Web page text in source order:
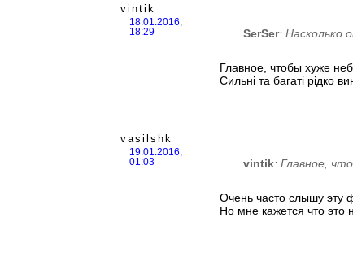
vintik
18.01.2016,
18:29
SerSer: Насколько
Главное, чтобы хуже
Сильні та багаті рідко
vasilshk
19.01.2016,
01:03
vintik: Главное,
Очень часто слышу эту
Но мне кажется что это